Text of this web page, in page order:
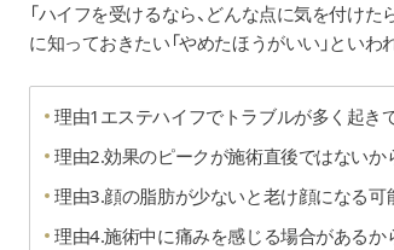
「ハイフを受けるなら、どんな点に気を付けた
に知っておきたい「やめたほうがいい」といわ
理由1エステハイフでトラブルが多く起き
理由2.効果のピークが施術直後ではないか
理由3.顔の脂肪が少ないと老け顔になる可
理由4.施術中に痛みを感じる場合があるか